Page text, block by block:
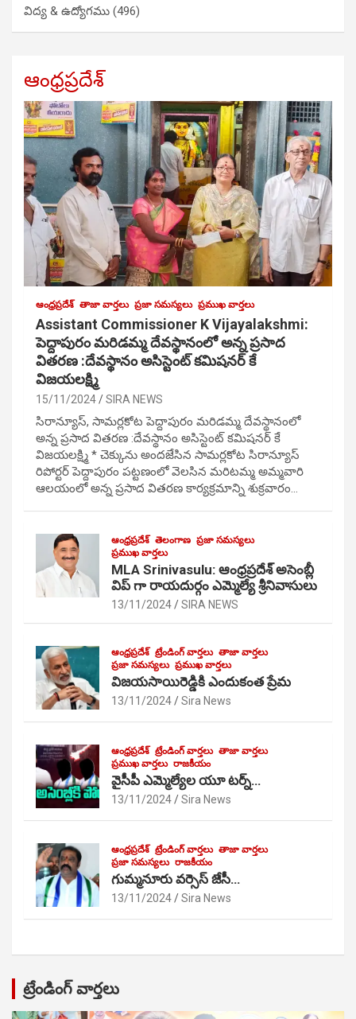
విద్య & ఉద్యోగము (496)
ఆంధ్రప్రదేశ్
ఆంధ్రప్రదేశ్ తాజా వార్తలు ప్రజా సమస్యలు ప్రముఖ వార్తలు
Assistant Commissioner K Vijayalakshmi:
పెద్దాపురం మరిడమ్మ దేవస్థానంలో అన్న ప్రసాద
వితరణ :దేవస్థానం అసిస్టెంట్ కమిషనర్ కే
విజయలక్ష్మి
15/11/2024 SIRA NEWS
సిరాన్యూస్, సామర్లకోట పెద్దాపురం మరిడమ్మ దేవస్థానంలో
అన్న ప్రసాద వితరణ :దేవస్థానం అసిస్టెంట్ కమిషనర్ కే
విజయలక్ష్మి * చెక్కును అందజేసిన సామర్లకోట సిరాన్యూస్
రిపోర్టర్ పెద్దాపురం పట్టణంలో వెలసిన మరిటమ్మ అమ్మవారి
ఆలయంలో అన్న ప్రసాద వితరణ కార్యక్రమాన్ని శుక్రవారం…
ఆంధ్రప్రదేశ్ తెలంగాణ ప్రజా సమస్యలు
ప్రముఖ వార్తలు
MLA Srinivasulu: ఆంధ్రప్రదేశ్ అసెంబ్లీ
విప్ గా రాయదుర్గం ఎమ్మెల్యే శ్రీనివాసులు
13/11/2024 SIRA NEWS
ఆంధ్రప్రదేశ్ ట్రేండింగ్ వార్తలు తాజా వార్తలు
ప్రజా సమస్యలు ప్రముఖ వార్తలు
విజయసాయిరెడ్డికి ఎందుకంత ప్రేమ
13/11/2024 Sira News
ఆంధ్రప్రదేశ్ ట్రేండింగ్ వార్తలు తాజా వార్తలు
ప్రముఖ వార్తలు రాజకీయం
వైసీపీ ఎమ్మెల్యేల యూ టర్న్…
13/11/2024 Sira News
ఆంధ్రప్రదేశ్ ట్రేండింగ్ వార్తలు తాజా వార్తలు
ప్రజా సమస్యలు రాజకీయం
గుమ్మనూరు వర్సెస్ జేసీ…
13/11/2024 Sira News
ట్రేండింగ్ వార్తలు